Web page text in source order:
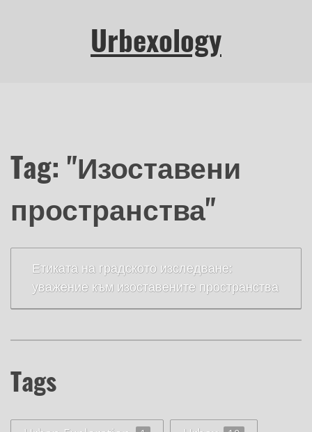
Urbexology
Tag: "Изоставени
пространства"
Етиката на градското изследване:
уважение към изоставените пространства
Tags